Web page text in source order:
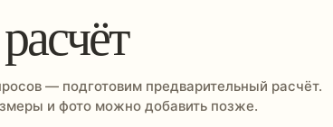
— подготовим предварительный расчёт.
и фото можно добавить позже.